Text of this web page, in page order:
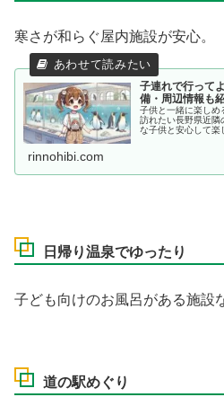
寒さが和らぐ屋内施設が安心。
子連れで行って
備・周辺情報も
子供と一緒に楽しめ
訪れたい長野県近隣
な子供と安心して楽
rinnohibi.com
日帰り温泉でゆったり
子ども向けのお風呂がある施設
道の駅めぐり